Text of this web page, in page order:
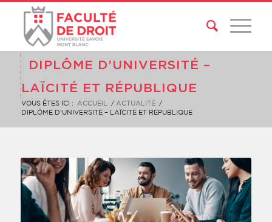
DIPLÔME D’UNIVERSITÉ –
LAÏCITÉ ET RÉPUBLIQUE
VOUS ÊTES ICI : ACCUEIL / ACTUALITÉ
/
DIPLÔME D’UNIVERSITÉ – LAÏCITÉ ET RÉPUBLIQUE